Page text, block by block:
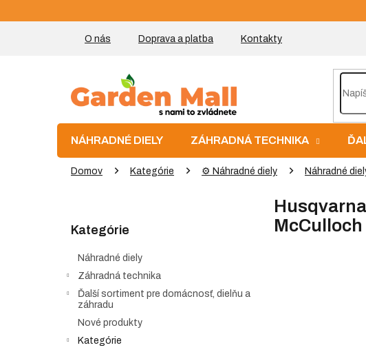
na
O nás Doprava a platba Kontakty
NÁHRADNÉ DIELY ZÁHRADNÁ TECHNIKA
Domov Kategórie ⚙️ Náhradné diely Náhradné
kategórie
Kategórie
Náhradné diely
Záhradná technika
Ďalší sortiment pre domácnosť, dielňu a
záhradu
Nové produkty
Kategórie
McCulloch